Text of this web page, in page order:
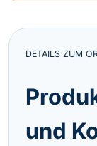
DETAILS ZUM
und